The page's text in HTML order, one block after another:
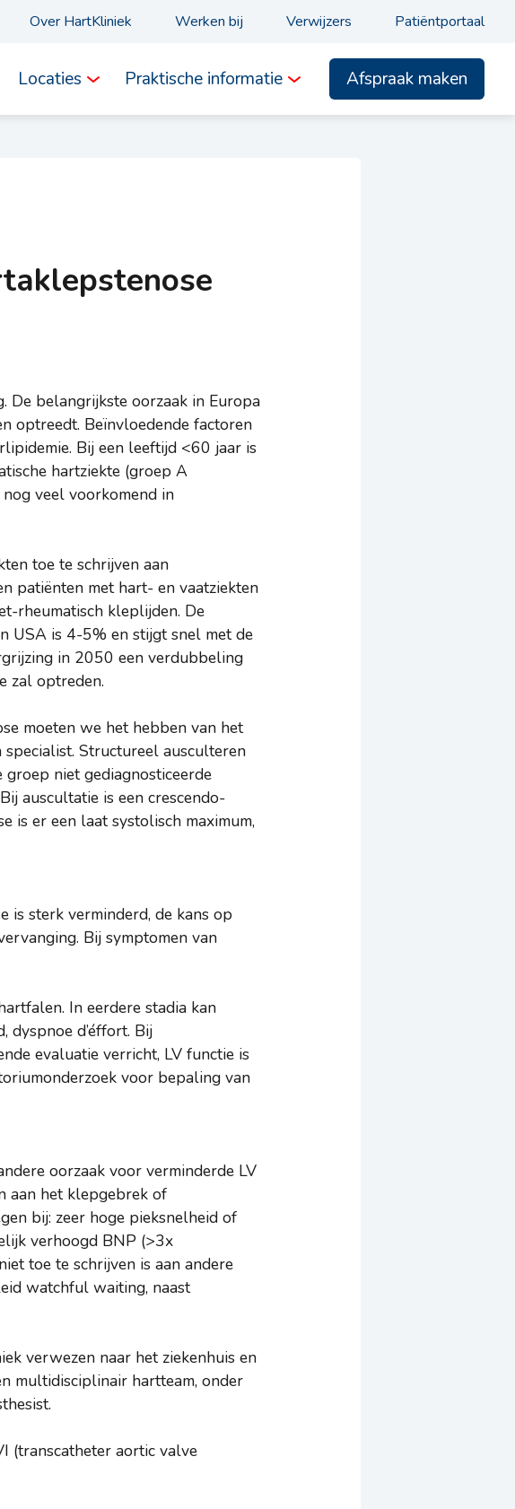
Over HartKliniek Werken bij Verwijzers Patiëntportaal
Locaties Praktische informatie Afspraak maken
De belangrijkste oorzaak in Europa
optreedt. Beïnvloedende factoren
Bij een leeftijd <60 jaar is
hartziekte (groep A
veel voorkomend in
toe te schrijven aan
patiënten met hart- en vaatziekten
rheumatisch kleplijden. De
USA is 4-5% en stijgt snel met de
in 2050 een verdubbeling
zal optreden.
moeten we het hebben van het
Structureel ausculteren
niet gediagnosticeerde
auscultatie is een crescendo-
is er een laat systolisch maximum,
is sterk verminderd, de kans op
Bij symptomen van
In eerdere stadia kan
dyspnoe d’éffort. Bij
evaluatie verricht, LV functie is
voor bepaling van
oorzaak voor verminderde LV
aan het klepgebrek of
bij: zeer hoge pieksnelheid of
verhoogd BNP (>3x
toe te schrijven is aan andere
watchful waiting, naast
verwezen naar het ziekenhuis en
multidisciplinair hartteam, onder
(transcatheter aortic valve